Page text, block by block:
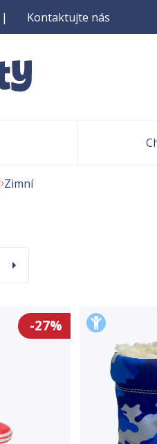
Kontaktujte nás
Zimní
-27%